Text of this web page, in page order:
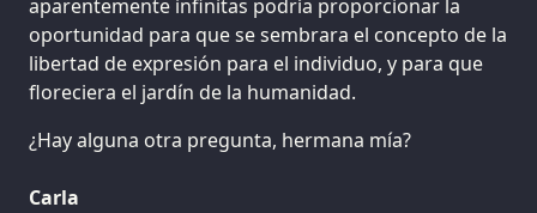
aparentemente infinitas podría proporcionar la
oportunidad para que se sembrara el concepto de la
libertad de expresión para el individuo, y para que
floreciera el jardín de la humanidad.
¿Hay alguna otra pregunta, hermana mía?
Carla